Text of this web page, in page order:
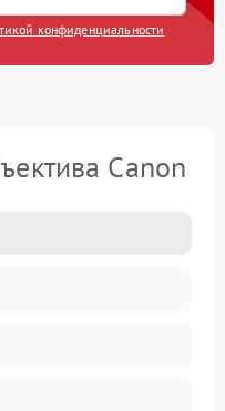
конфиденциальности
Canon